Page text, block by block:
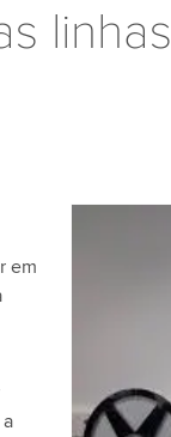
de
favor,
este
em